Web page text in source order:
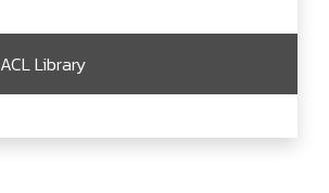
ACL Library